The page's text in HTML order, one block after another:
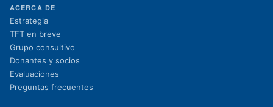
ACERCA DE
Estrategia
TFT en breve
Grupo consultivo
Donantes y socios
Evaluaciones
Preguntas frecuentes